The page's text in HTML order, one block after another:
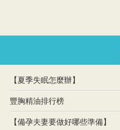
【夏季失眠怎麼辦】
豐胸精油排行榜
【備孕夫妻要做好哪些準備】